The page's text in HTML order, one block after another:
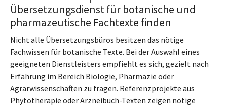
Übersetzungsdienst für botanische und
pharmazeutische Fachtexte finden
Nicht alle Übersetzungsbüros besitzen das nötige
Fachwissen für botanische Texte. Bei der Auswahl eines
geeigneten Dienstleisters empfiehlt es sich, gezielt nach
Erfahrung im Bereich Biologie, Pharmazie oder
Agrarwissenschaften zu fragen. Referenzprojekte aus
Phytotherapie oder Arzneibuch-Texten zeigen nötige